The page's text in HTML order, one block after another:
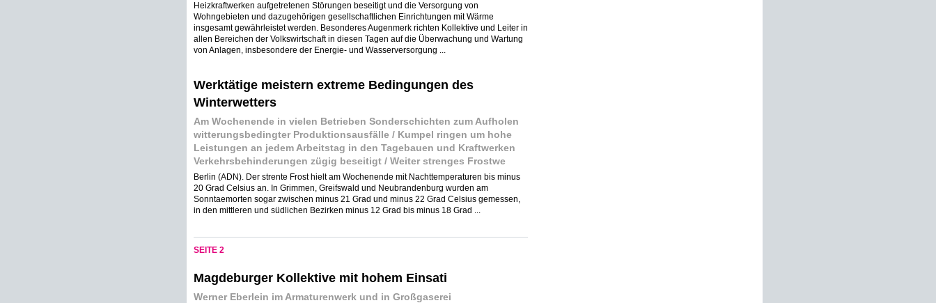
Heizkraftwerken aufgetretenen Störungen beseitigt und die Versorgung von
Wohngebieten und dazugehörigen gesellschaftlichen Einrichtungen mit Wärme
insgesamt gewährleistet werden. Besonderes Augenmerk richten Kollektive und Leiter in
allen Bereichen der Volkswirtschaft in diesen Tagen auf die Überwachung und Wartung
von Anlagen, insbesondere der Energie- und Wasserversorgung ...
Werktätige meistern extreme Bedingungen des
Winterwetters
Am Wochenende in vielen Betrieben Sonderschichten zum Aufholen
witterungsbedingter Produktionsausfälle / Kumpel ringen um hohe
Leistungen an jedem Arbeitstag in den Tagebauen und Kraftwerken
Verkehrsbehinderungen zügig beseitigt / Weiter strenges Frostwe
Berlin (ADN). Der strente Frost hielt am Wochenende mit Nachttemperaturen bis minus
20 Grad Celsius an. In Grimmen, Greifswald und Neubrandenburg wurden am
Sonntaemorten sogar zwischen minus 21 Grad und minus 22 Grad Celsius gemessen,
in den mittleren und südlichen Bezirken minus 12 Grad bis minus 18 Grad ...
SEITE 2
Magdeburger Kollektive mit hohem Einsati
Werner Eberlein im Armaturenwerk und in Großgaserei